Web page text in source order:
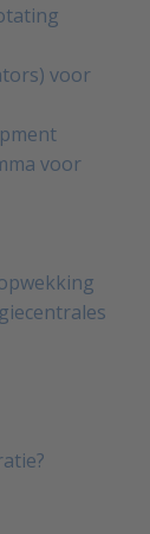
voor
voor